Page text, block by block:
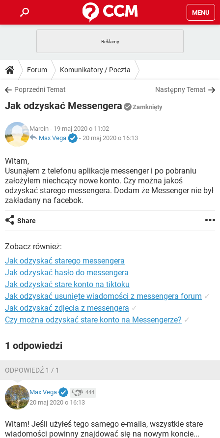
MENU
GRY WHATSAPP
SPOTIFY
INSTAGRAM FACEBOOK
WINDOWS 10
PORADY
PlayStation TIKTOK
INSTAGRAM
WINDOWS 10
DO POBRANIA
ANDROID TIKTOK
GRY
IOS NETFLIX
INSTAGRAM
WINDOWS 10
COVID-19
GRY
SPOTIFY
INSTAGRAM FACEBOOK
WINDOWS 10
ARTYKUŁY
COVID-19
GRY WHATSAPP
SPOTIFY NETFLIX
INSTAGRAM
WINDOWS 10
Forum Komunikatory / Poczta
Poprzedni Temat Następny Temat
Jak odzyskać Messengera Zamknięty
Marcin - 19 maj 2020 o 11:02
Max Vega
- 20 maj 2020 o 16:13
Witam,
Usunąłem z telefonu aplikacje messenger i po pobraniu
założyłem niechcący nowe konto. Czy można jakoś
odzyskać starego messengera. Dodam że Messenger nie był
zakładany na facebok.
Share
Zobacz również:
Jak odzyskać starego messengera
Jak odzyskać hasło do messengera
Jak odzyskać stare konto na tiktoku
Jak odzyskać usunięte wiadomości z messengera forum ✓
Jak odzyskać zdjecia z messengera ✓
Czy można odzyskać stare konto na Messengerze? ✓
1 odpowiedzi
ODPOWIEDŹ 1 / 1
Max Vega 444
20 maj 2020 o 16:13
Witam! Jeśli użyłeś tego samego e-maila, wszystkie stare
wiadomości powinny znajdować się na nowym koncie...